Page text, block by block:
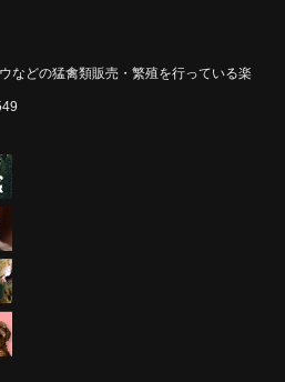
などの猛禽類販売・繁殖を行っている楽